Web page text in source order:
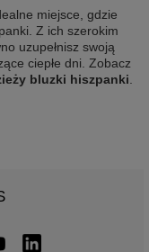
miejsce, gdzie
Z ich szerokim
uzupełnisz swoją
ciepłe dni. Zobacz
bluzki hiszpanki